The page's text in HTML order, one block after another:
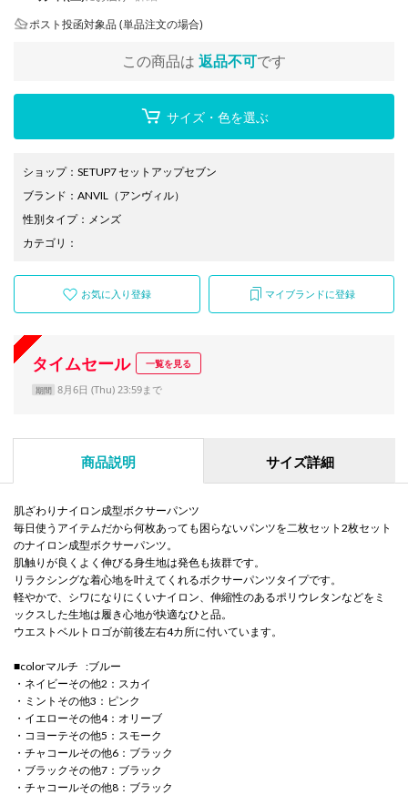
ポスト投函対象品 (単品注文の場合)
この商品は 返品不可です
サイズ・色を選ぶ
ショップ： SETUP7 セットアップセブン
ブランド ： ANVIL
（アンヴィル）
性別タイプ： メンズ
カテゴリ ：
お気に入り登録 マイブランドに登録
タイムセール 一覧を見る
期間 8月6日 (Thu) 23:59まで
商品説明 サイズ詳細
肌ざわりナイロン成型ボクサーパンツ
毎日使うアイテムだから何枚あっても困らないパンツを二枚セット2枚セット
のナイロン成型ボクサーパンツ。
肌触りが良くよく伸びる身生地は発色も抜群です。
リラクシングな着心地を叶えてくれるボクサーパンツタイプです。
軽やかで、シワになりにくいナイロン、伸縮性のあるポリウレタンなどをミ
ックスした生地は履き心地が快適なひと品。
ウエストベルトロゴが前後左右4カ所に付いています。
■colorマルチ :ブルー
・ネイビーその他2：スカイ
・ミントその他3：ピンク
・イエローその他4：オリーブ
・コヨーテその他5：スモーク
・チャコールその他6：ブラック
・ブラックその他7：ブラック
・チャコールその他8：ブラック